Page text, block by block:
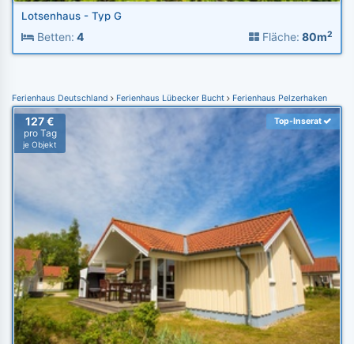
Lotsenhaus - Typ G
Betten: 4 Fläche: 80m2
Ferienhaus Deutschland Ferienhaus Lübecker Bucht Ferienhaus Pelzerhaken
127 €
pro Tag
je Objekt
Top-Inserat